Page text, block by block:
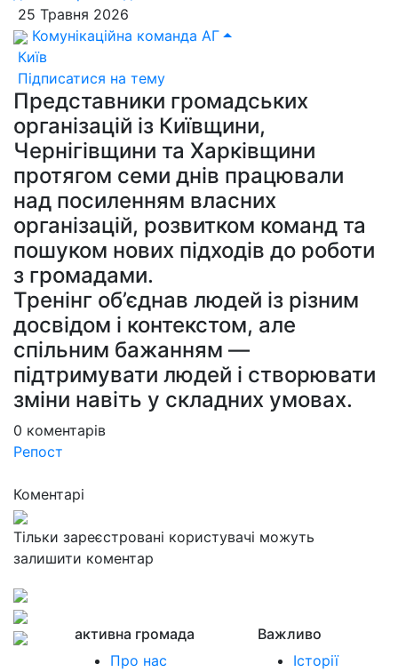
25 Травня 2026
Комунікаційна команда АГ
Київ
Підписатися на тему
Представники громадських
організацій із Київщини,
Чернігівщини та Харківщини
протягом семи днів працювали
над посиленням власних
організацій, розвитком команд та
пошуком нових підходів до роботи
з громадами.
Тренінг об’єднав людей із різним
досвідом і контекстом, але
спільним бажанням —
підтримувати людей і створювати
зміни навіть у складних умовах.
0 коментарів
Репост
Коментарі
Тільки зареєстровані користувачі можуть
залишити коментар
активна громада
Про нас
Важливо
Історії